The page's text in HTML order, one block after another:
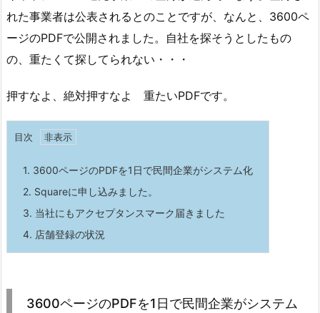
れた事業者は公表されるとのことですが、なんと、3600ペ
ージのPDFで公開されました。自社を探そうとしたもの
の、重たくて探してられない・・・
押すなよ、絶対押すなよ 重たいPDFです。
目次
1. 3600ページのPDFを1日で民間企業がシステム化
2. Squareに申し込みました。
3. 当社にもアクセプタンスマーク届きました
4. 店舗登録の状況
3600ページのPDFを1日で民間企業がシステム